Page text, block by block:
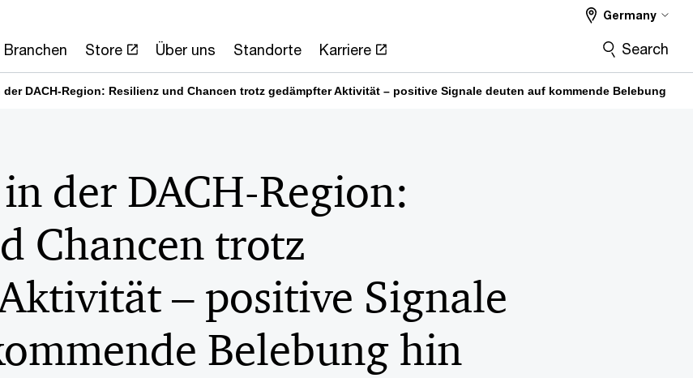
Branchen Store Über uns Standorte Karriere
Germany
Search
der DACH-Region: Resilienz und Chancen trotz gedämpfter Aktivität – positive Signale deuten auf kommende Belebung hin
der DACH-Region:
Chancen trotz
– positive Signale
Belebung hin